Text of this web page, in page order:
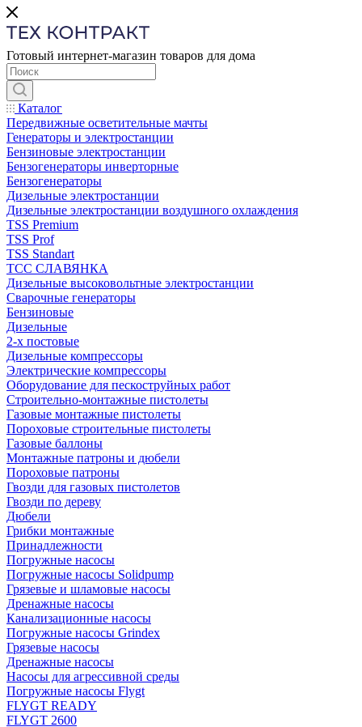
Готовый интернет-магазин товаров для дома
Каталог
Передвижные осветительные мачты
Генераторы и электростанции
Бензиновые электростанции
Бензогенераторы инверторные
Бензогенераторы
Дизельные электростанции
Дизельные электростанции воздушного охлаждения
TSS Premium
TSS Prof
TSS Standart
ТСС СЛАВЯНКА
Дизельные высоковольтные электростанции
Сварочные генераторы
Бензиновые
Дизельные
2-х постовые
Дизельные компрессоры
Электрические компрессоры
Оборудование для пескоструйных работ
Строительно-монтажные пистолеты
Газовые монтажные пистолеты
Пороховые строительные пистолеты
Газовые баллоны
Монтажные патроны и дюбели
Пороховые патроны
Гвозди для газовых пистолетов
Гвозди по дереву
Дюбели
Грибки монтажные
Принадлежности
Погружные насосы
Погружные насосы Solidpump
Грязевые и шламовые насосы
Дренажные насосы
Канализационные насосы
Погружные насосы Grindex
Грязевые насосы
Дренажные насосы
Насосы для агрессивной среды
Погружные насосы Flygt
FLYGT READY
FLYGT 2600